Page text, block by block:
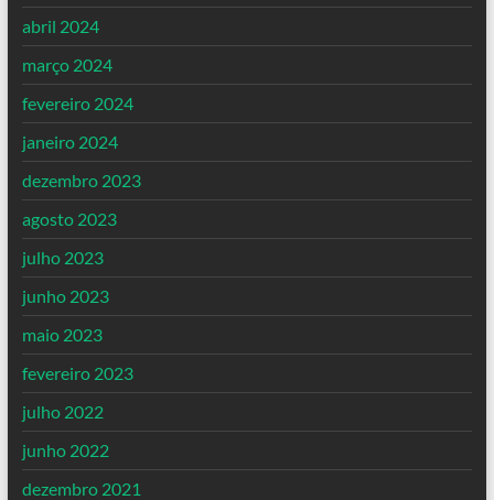
abril 2024
março 2024
fevereiro 2024
janeiro 2024
dezembro 2023
agosto 2023
julho 2023
junho 2023
maio 2023
fevereiro 2023
julho 2022
junho 2022
dezembro 2021